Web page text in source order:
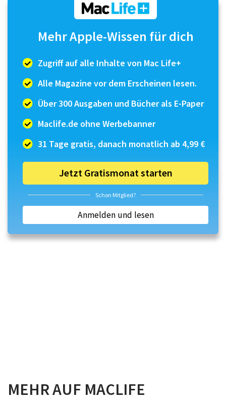
Kabel ist dann noch zu sehen, welches sich aber
auch, je nach Konstruktion des Betts und
Lattenrosts, nach unten wegführen lässt. Über
Strom versorgt. Ein Netzt...
Mehr Apple-Wissen für dich
Zugriff auf alle Inhalte von Mac Life+
Alle Magazine vor dem Erscheinen lesen.
Über 300 Ausgaben und Bücher als E-Paper
Maclife.de ohne Werbebanner
31 Tage gratis, danach monatlich ab 4,99 €
Jetzt Gratismonat starten
Schon Mitglied?
Anmelden und lesen
MEHR AUF MACLIFE